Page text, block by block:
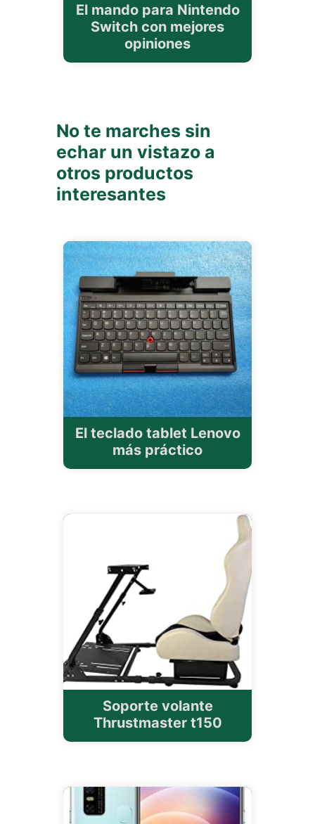
El mando para Nintendo
Switch con mejores
opiniones
No te marches sin
echar un vistazo a
otros productos
interesantes
El teclado tablet Lenovo
más práctico
Soporte volante
Thrustmaster t150